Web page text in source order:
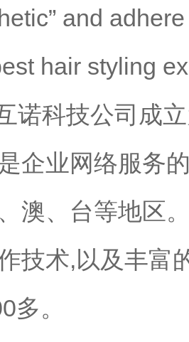
and
hair styling
科技公司成立
企业网络服务
澳、台等地区
技术,以及丰富
多。